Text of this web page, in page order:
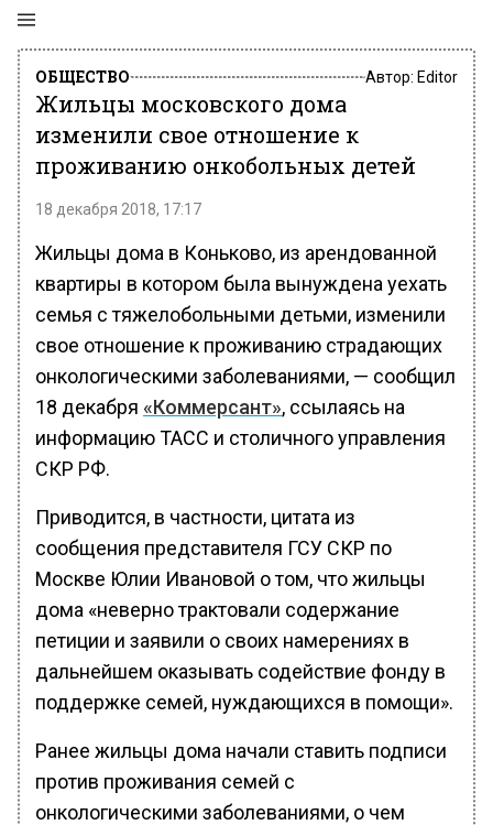
ОБЩЕСТВО Автор: Editor
Жильцы московского дома
изменили свое отношение к
проживанию онкобольных детей
18 декабря 2018, 17:17
Жильцы дома в Коньково, из арендованной
квартиры в котором была вынуждена уехать
семья с тяжелобольными детьми, изменили
свое отношение к проживанию страдающих
онкологическими заболеваниями, — сообщил
18 декабря «Коммерсант», ссылаясь на
информацию ТАСС и столичного управления
СКР РФ.
Приводится, в частности, цитата из
сообщения представителя ГСУ СКР по
Москве Юлии Ивановой о том, что жильцы
дома «неверно трактовали содержание
петиции и заявили о своих намерениях в
дальнейшем оказывать содействие фонду в
поддержке семей, нуждающихся в помощи».
Ранее жильцы дома начали ставить подписи
против проживания семей с
онкологическими заболеваниями, о чем